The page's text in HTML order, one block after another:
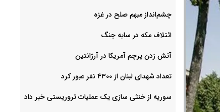
چشم‌انداز مبهم صلح در غزه
ائتلاف مکه در سایه جنگ
آتش زدن پرچم آمریکا در آرژانتین
تعداد شهدای لبنان از ۴۳۰۰ نفر عبور کرد
سوریه از خنثی سازی یک عملیات تروریستی خبر داد